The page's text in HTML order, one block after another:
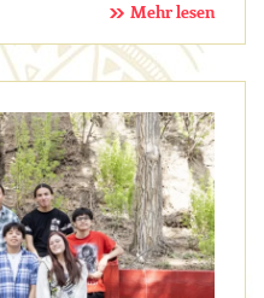
Mehr lesen